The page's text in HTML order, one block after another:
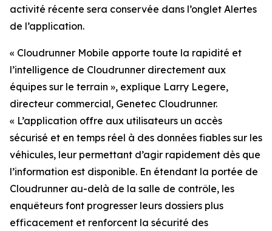
activité récente sera conservée dans l’onglet Alertes
de l’application.
« Cloudrunner Mobile apporte toute la rapidité et
l’intelligence de Cloudrunner directement aux
équipes sur le terrain », explique Larry Legere,
directeur commercial, Genetec Cloudrunner.
« L’application offre aux utilisateurs un accès
sécurisé et en temps réel à des données fiables sur les
véhicules, leur permettant d’agir rapidement dès que
l’information est disponible. En étendant la portée de
Cloudrunner au-delà de la salle de contrôle, les
enquêteurs font progresser leurs dossiers plus
efficacement et renforcent la sécurité des